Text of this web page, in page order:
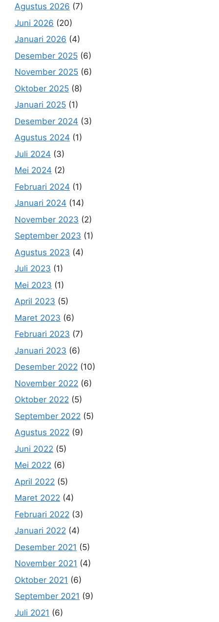
Agustus 2026 (7)
Juni 2026 (20)
Januari 2026 (4)
Desember 2025 (6)
November 2025 (6)
Oktober 2025 (8)
Januari 2025 (1)
Desember 2024 (3)
Agustus 2024 (1)
Juli 2024 (3)
Mei 2024 (2)
Februari 2024 (1)
Januari 2024 (14)
November 2023 (2)
September 2023 (1)
Agustus 2023 (4)
Juli 2023 (1)
Mei 2023 (1)
April 2023 (5)
Maret 2023 (6)
Februari 2023 (7)
Januari 2023 (6)
Desember 2022 (10)
November 2022 (6)
Oktober 2022 (5)
September 2022 (5)
Agustus 2022 (9)
Juni 2022 (5)
Mei 2022 (6)
April 2022 (5)
Maret 2022 (4)
Februari 2022 (3)
Januari 2022 (4)
Desember 2021 (5)
November 2021 (4)
Oktober 2021 (6)
September 2021 (9)
Juli 2021 (6)